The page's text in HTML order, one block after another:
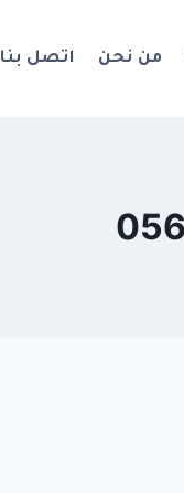
من نحن اتصل بنا